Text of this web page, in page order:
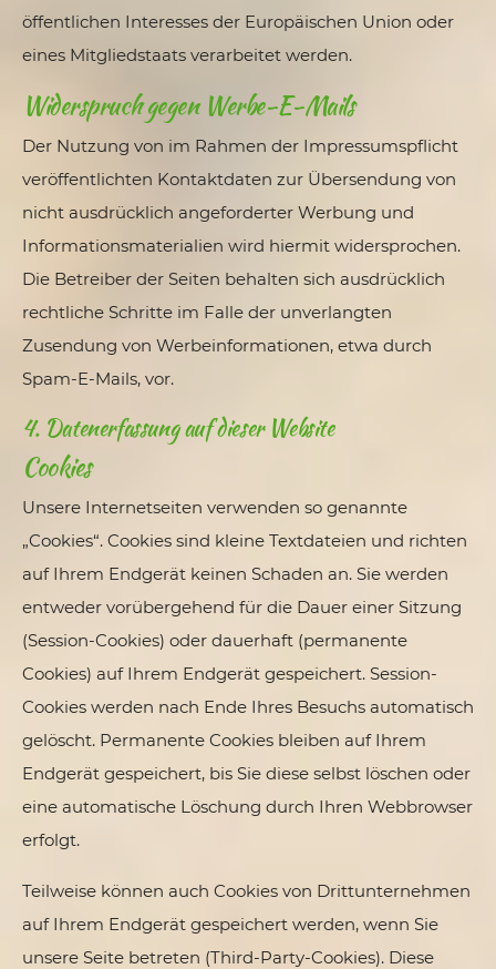
öffentlichen Interesses der Europäischen Union oder
eines Mitgliedstaats verarbeitet werden.
Widerspruch gegen Werbe-E-Mails
Der Nutzung von im Rahmen der Impressumspflicht
veröffentlichten Kontaktdaten zur Übersendung von
nicht ausdrücklich angeforderter Werbung und
Informationsmaterialien wird hiermit widersprochen.
Die Betreiber der Seiten behalten sich ausdrücklich
rechtliche Schritte im Falle der unverlangten
Zusendung von Werbeinformationen, etwa durch
Spam-E-Mails, vor.
4. Datenerfassung auf dieser Website
Cookies
Unsere Internetseiten verwenden so genannte
„Cookies“. Cookies sind kleine Textdateien und richten
auf Ihrem Endgerät keinen Schaden an. Sie werden
entweder vorübergehend für die Dauer einer Sitzung
(Session-Cookies) oder dauerhaft (permanente
Cookies) auf Ihrem Endgerät gespeichert. Session-
Cookies werden nach Ende Ihres Besuchs automatisch
gelöscht. Permanente Cookies bleiben auf Ihrem
Endgerät gespeichert, bis Sie diese selbst löschen oder
eine automatische Löschung durch Ihren Webbrowser
erfolgt.
Teilweise können auch Cookies von Drittunternehmen
auf Ihrem Endgerät gespeichert werden, wenn Sie
unsere Seite betreten (Third-Party-Cookies). Diese